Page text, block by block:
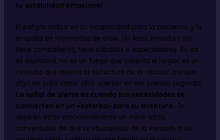
tu estabilidad emocional.
El peligro radica en su incapacidad para la paciencia y la
empatía en momentos de crisis. Un Aries inmaduro no
tiene compañeros, tiene súbditos o espectadores. Su ira
es explosiva; no es un fuego que calienta el hogar, es un
incendio que quema la estructura de la relación porque
algo no salió como ellos querían en ese preciso segundo.
La señal de alerta es cuando tus necesidades se
convierten en un «estorbo» para su aventura. Te
dejarán atrás emocionalmente sin mirar atrás,
convencidos de que su «búsqueda de la verdad» o su